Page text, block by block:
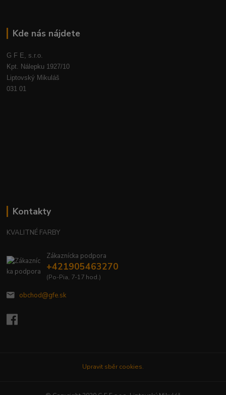
Kde nás nájdete
G F E, s.r.o.
Kpt. Nálepku 1927/10
Liptovský Mikuláš
031 01
Kontakty
KVALITNÉ FARBY
Zákaznícka podpora
+421905463270
(Po-Pia, 7-17 hod.)
obchod@gfe.sk
Upravit sběr cookies.